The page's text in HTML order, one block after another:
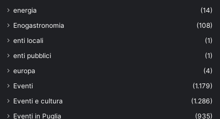
energia
(14)
Enogastronomia
(108)
enti locali
(1)
enti pubblici
(1)
europa
(4)
Eventi
(1.179)
Eventi e cultura
(1.286)
Eventi in Puglia
(935)